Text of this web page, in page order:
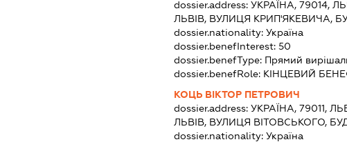
dossier.address: УКРАЇНА, 79014,
ЛЬВІВ, ВУЛИЦЯ КРИП'ЯКЕВИЧА,
dossier.nationality: Україна
dossier.benefInterest: 50
dossier.benefType: Прямий
dossier.benefRole: КІНЦЕВИЙ
КОЦЬ ВІКТОР ПЕТРОВИЧ
dossier.address: УКРАЇНА, 79011,
ЛЬВІВ, ВУЛИЦЯ ВІТОВСЬКОГО,
dossier.nationality: Україна